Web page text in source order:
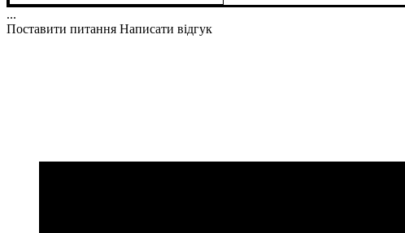
...
Поставити питання Написати відгук